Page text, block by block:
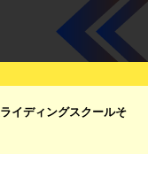
イディングスクールそ